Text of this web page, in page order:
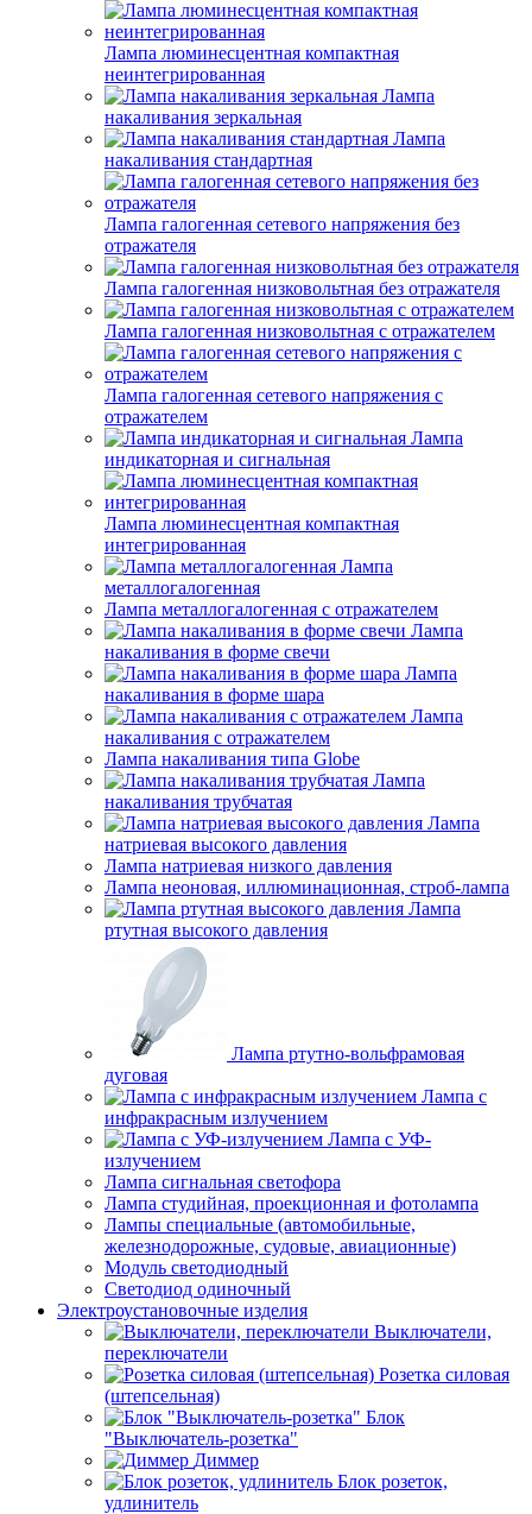
Лампа люминесцентная компактная
неинтегрированная
Лампа
накаливания зеркальная
Лампа
накаливания стандартная
Лампа галогенная сетевого напряжения без
отражателя
Лампа галогенная низковольтная без отражателя
Лампа галогенная низковольтная с отражателем
Лампа галогенная сетевого напряжения с
отражателем
Лампа
индикаторная и сигнальная
Лампа люминесцентная компактная
интегрированная
Лампа
металлогалогенная
Лампа металлогалогенная с отражателем
Лампа
накаливания в форме свечи
Лампа
накаливания в форме шара
Лампа
накаливания с отражателем
Лампа накаливания типа Globe
Лампа
накаливания трубчатая
Лампа
натриевая высокого давления
Лампа натриевая низкого давления
Лампа неоновая, иллюминационная, строб-лампа
Лампа
ртутная высокого давления
Лампа ртутно-вольфрамовая
дуговая
Лампа с
инфракрасным излучением
Лампа с УФ-
излучением
Лампа сигнальная светофора
Лампа студийная, проекционная и фотолампа
Лампы специальные (автомобильные,
железнодорожные, судовые, авиационные)
Модуль светодиодный
Светодиод одиночный
Электроустановочные изделия
Выключатели,
переключатели
Розетка силовая
(штепсельная)
Блок
"Выключатель-розетка"
Диммер
Блок розеток,
удлинитель